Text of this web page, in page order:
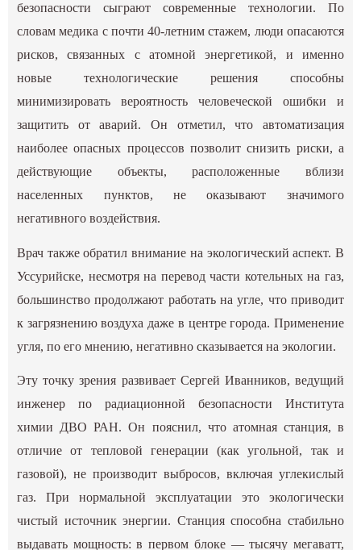
безопасности сыграют современные технологии. По
словам медика с почти 40-летним стажем, люди опасаются
рисков, связанных с атомной энергетикой, и именно
новые технологические решения способны
минимизировать вероятность человеческой ошибки и
защитить от аварий. Он отметил, что автоматизация
наиболее опасных процессов позволит снизить риски, а
действующие объекты, расположенные вблизи
населенных пунктов, не оказывают значимого
негативного воздействия.
Врач также обратил внимание на экологический аспект. В
Уссурийске, несмотря на перевод части котельных на газ,
большинство продолжают работать на угле, что приводит
к загрязнению воздуха даже в центре города. Применение
угля, по его мнению, негативно сказывается на экологии.
Эту точку зрения развивает Сергей Иванников, ведущий
инженер по радиационной безопасности Института
химии ДВО РАН. Он пояснил, что атомная станция, в
отличие от тепловой генерации (как угольной, так и
газовой), не производит выбросов, включая углекислый
газ. При нормальной эксплуатации это экологически
чистый источник энергии. Станция способна стабильно
выдавать мощность: в первом блоке — тысячу мегаватт,